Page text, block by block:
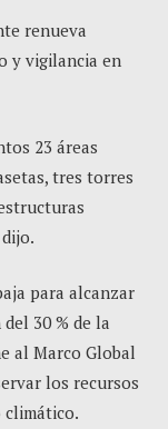
renueva
y vigilancia en
23 áreas
tres torres
para alcanzar
30 % de la
al Marco Global
los recursos
climático.